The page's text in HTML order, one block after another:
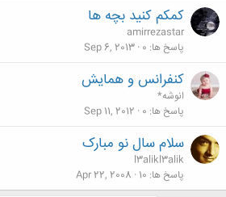
کمکم کنید بچه ها
amirrezastar
پاسخ ها 0
Sep 6, 2013
کنفرانس و همایش
انوشه*
پاسخ ها 0
Sep 11, 2012
سلام سال نو مبارک
l3alikl3alik
پاسخ ها 10
Apr 22, 2008